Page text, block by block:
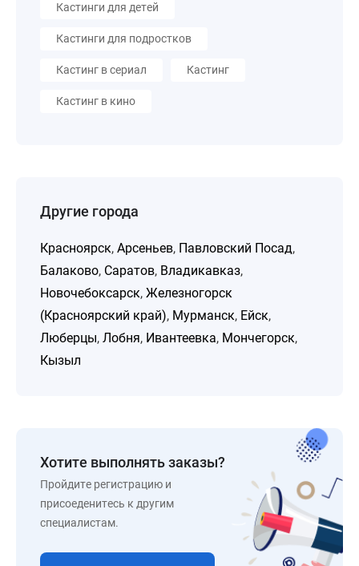
Кастинги для детей
Кастинги для подростков
Кастинг в сериал Кастинг
Кастинг в кино
Другие города
Красноярск, Арсеньев, Павловский Посад,
Балаково, Саратов, Владикавказ,
Новочебоксарск, Железногорск
(Красноярский край), Мурманск, Ейск,
Люберцы, Лобня, Ивантеевка, Мончегорск,
Кызыл
Хотите выполнять заказы?
Пройдите регистрацию и
присоеденитесь к другим
специалистам.